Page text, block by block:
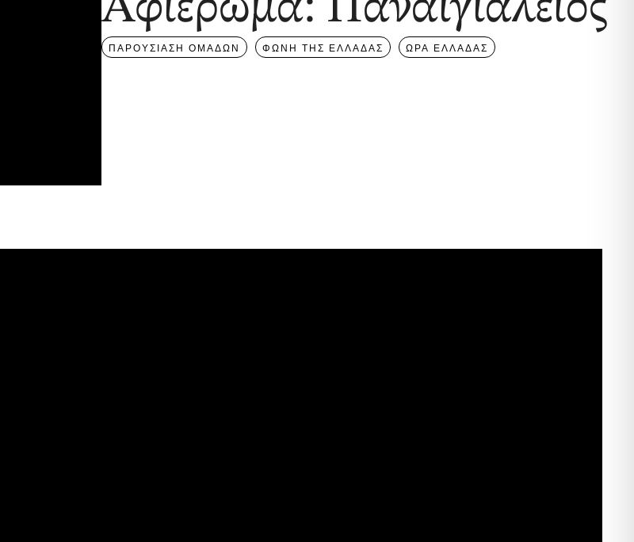
ΠΑΡΟΥΣΙΑΣΗ ΟΜΑΔΩΝ ΦΩΝΗ ΤΗΣ ΕΛΛΑΔΑΣ ΩΡΑ ΕΛΛΑΔΑΣ